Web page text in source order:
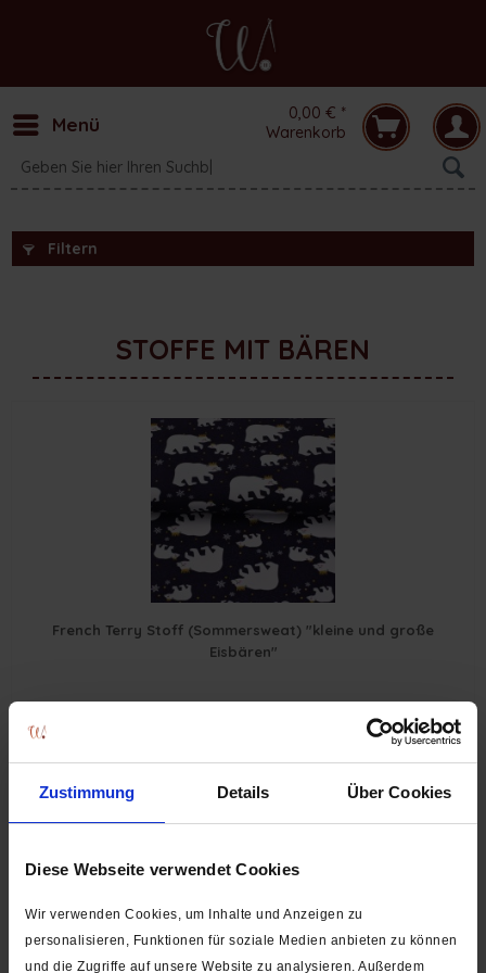
Zustimmung Details Über Cookies
Diese Webseite verwendet Cookies
Wir verwenden Cookies, um Inhalte und Anzeigen zu
personalisieren, Funktionen für soziale Medien anbieten zu können
und die Zugriffe auf unsere Website zu analysieren. Außerdem
Menü
0,00 € *
Warenkorb
Filtern
STOFFE MIT BÄREN
French Terry Stoff (Sommersweat) "kleine und große
Eisbären"